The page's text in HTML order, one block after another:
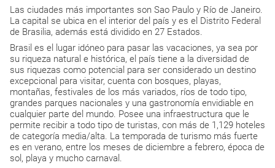
Las ciudades más importantes son Sao Paulo y Río de Janeiro.
La capital se ubica en el interior del país y es el Distrito Federal
de Brasilia, además está dividido en 27 Estados.
Brasil es el lugar idóneo para pasar las vacaciones, ya sea por
su riqueza natural e histórica, el país tiene a la diversidad de
sus riquezas como potencial para ser considerado un destino
excepcional para visitar, cuenta con bosques, playas,
montañas, festivales de los más variados, ríos de todo tipo,
grandes parques nacionales y una gastronomía envidiable en
cualquier parte del mundo. Posee una infraestructura que le
permite recibir a todo tipo de turistas, con más de 1,129 hoteles
de categoría media/alta. La temporada de turismo más fuerte
es en verano, entre los meses de diciembre a febrero, época de
sol, playa y mucho carnaval.